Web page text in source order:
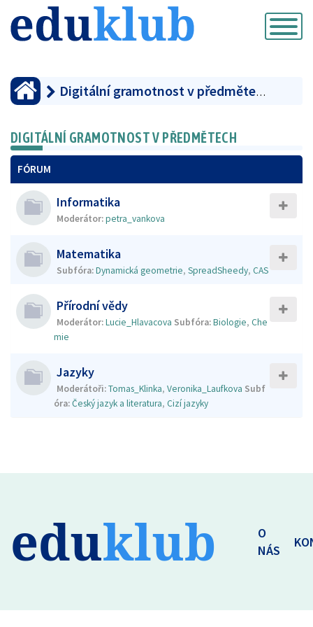
Přepnout
navigaci
Digitální gramotnost v předmětech
DIGITÁLNÍ GRAMOTNOST V PŘEDMĚTECH
FÓRUM
Informatika
Moderátor:petra_vankova
Matematika
Subfóra:Dynamická geometrie, SpreadSheedy, CAS
Přírodní vědy
Moderátor:Lucie_Hlavacova Subfóra:Biologie, Che
mie
Jazyky
Moderátoři:Tomas_Klinka, Veronika_Laufkova Subf
óra:Český jazyk a literatura, Cizí jazyky
eduklub
O
NÁS